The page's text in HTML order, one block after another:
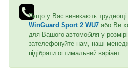
Якщо у Вас виникають
WinGuard Sport 2 WU7 або Ви
для Вашого автомобіля у розмірі
зателефонуйте нам, наші
підібрати оптимальний варіант.